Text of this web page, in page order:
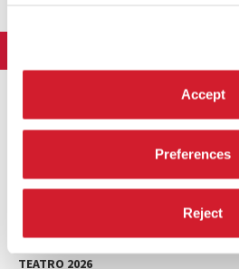
Accept
Preferences
Reject
Storia
Sponsorship
Bandi e Gare
Esposizione
Partecipazioni Nazionali
ARCHITETTURA 2027
Biennale College Architettura
Partecipazioni Nazionali (procedura)
Biennale Sessions
Venice Immersive
DANZA 2026
Programma
TEATRO 2026